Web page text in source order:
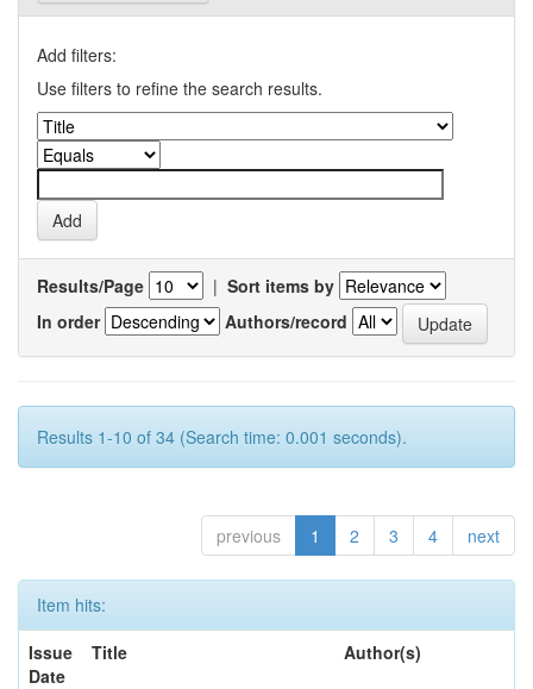
Add filters:
Use filters to refine the search results.
Results/Page | Sort items by
In order
Authors/record
Results 1-10 of 34 (Search time: 0.001 seconds).
previous 1 2 3 4 next
Item hits:
Issue
Date
Title Author(s)